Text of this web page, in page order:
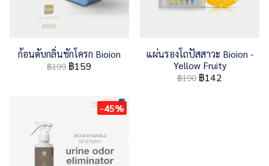
ก้อนดับกลิ่นชักโครก Bioion
฿199 ฿159
แผ่นรองโถปัสสาวะ Bioion -
Yellow Fruity
฿190 ฿142
-45%